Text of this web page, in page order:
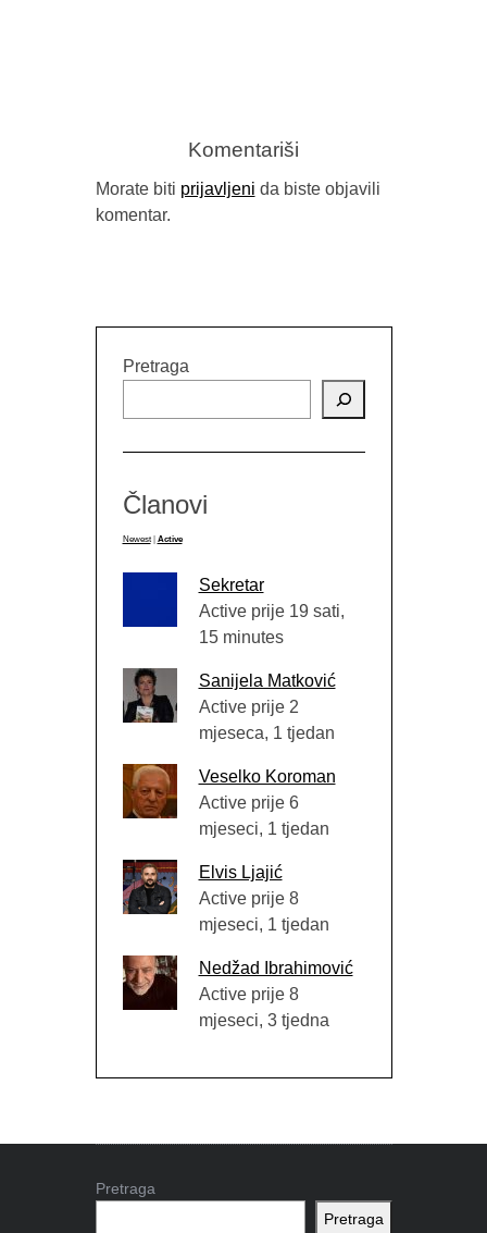
Komentariši
Morate biti prijavljeni da biste objavili
komentar.
Pretraga
Članovi
Newest Active
Sekretar
Active prije 19 sati,
15 minutes
Sanijela Matković
Active prije 2
mjeseca, 1 tjedan
Veselko Koroman
Active prije 6
mjeseci, 1 tjedan
Elvis Ljajić
Active prije 8
mjeseci, 1 tjedan
Nedžad Ibrahimović
Active prije 8
mjeseci, 3 tjedna
Pretraga
Pretraga